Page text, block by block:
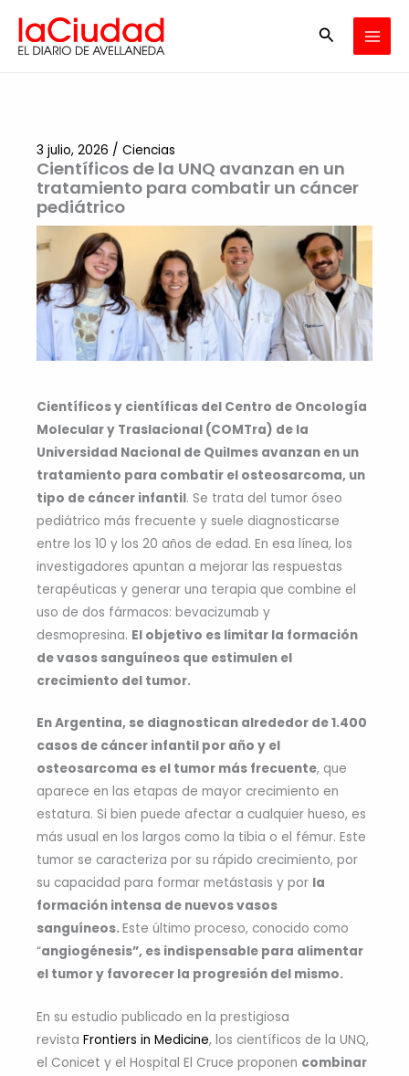
contenido
Buscar
Científicos de la UNQ avanzan en un
tratamiento para combatir un cáncer
pediátrico
3 julio, 2026 / Ciencias
Científicos y científicas del Centro de Oncología
Molecular y Traslacional (COMTra) de la
Universidad Nacional de Quilmes avanzan en un
tratamiento para combatir el osteosarcoma, un
tipo de cáncer infantil. Se trata del tumor óseo
pediátrico más frecuente y suele diagnosticarse
entre los 10 y los 20 años de edad. En esa línea, los
investigadores apuntan a mejorar las respuestas
terapéuticas y generar una terapia que combine el
uso de dos fármacos: bevacizumab y
desmopresina. El objetivo es limitar la formación
de vasos sanguíneos que estimulen el
crecimiento del tumor.
En Argentina, se diagnostican alrededor de 1.400
casos de cáncer infantil por año y el
osteosarcoma es el tumor más frecuente, que
aparece en las etapas de mayor crecimiento en
estatura. Si bien puede afectar a cualquier hueso, es
más usual en los largos como la tibia o el fémur. Este
tumor se caracteriza por su rápido crecimiento, por
su capacidad para formar metástasis y por la
formación intensa de nuevos vasos
sanguíneos.Este último proceso, conocido como
“angiogénesis”, es indispensable para alimentar
el tumor y favorecer la progresión del mismo.
En su estudio publicado en la prestigiosa
revista Frontiers in Medicine, los científicos de la UNQ,
el Conicet y el Hospital El Cruce proponen combinar